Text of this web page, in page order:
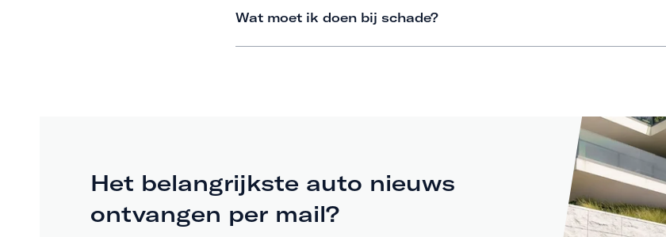
Wat moet ik doen bij schade?
Het belangrijkste auto nieuws
ontvangen per mail?